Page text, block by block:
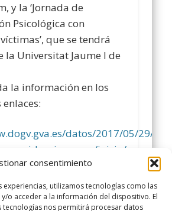
consentimiento
experiencias, utilizamos tecnologías como las
o acceder a la información del dispositivo. El
tecnologías nos permitirá procesar datos
y la ‘Jornada de
Psicológica con
que se tendrá
la Universitat Jaume I de
la información en los
datos/2017/05/29/
inicio/
siguenos en
policialocalugt